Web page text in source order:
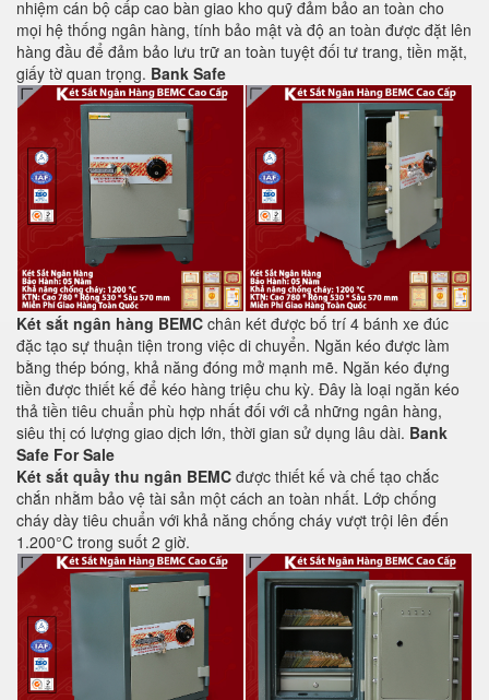
nhiệm cán bộ cấp cao bàn giao kho quỹ đảm bảo an toàn cho
mọi hệ thống ngân hàng, tính bảo mật và độ an toàn được đặt lên
hàng đầu để đảm bảo lưu trữ an toàn tuyệt đối tư trang, tiền mặt,
giấy tờ quan trọng. Bank Safe
Két sắt ngân hàng BEMC chân két được bố trí 4 bánh xe đúc
đặc tạo sự thuận tiện trong việc di chuyển. Ngăn kéo được làm
bằng thép bóng, khả năng đóng mở mạnh mẽ. Ngăn kéo đựng
tiền được thiết kế để kéo hàng triệu chu kỳ. Đây là loại ngăn kéo
thả tiền tiêu chuẩn phù hợp nhất đối với cả những ngân hàng,
siêu thị có lượng giao dịch lớn, thời gian sử dụng lâu dài. Bank
Safe For Sale
Két sắt quầy thu ngân BEMC được thiết kế và chế tạo chắc
chắn nhằm bảo vệ tài sản một cách an toàn nhất. Lớp chống
cháy dày tiêu chuẩn với khả năng chống cháy vượt trội lên đến
1.200°C trong suốt 2 giờ.